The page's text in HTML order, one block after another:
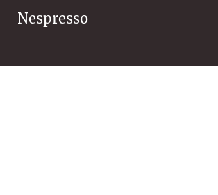
Nespresso